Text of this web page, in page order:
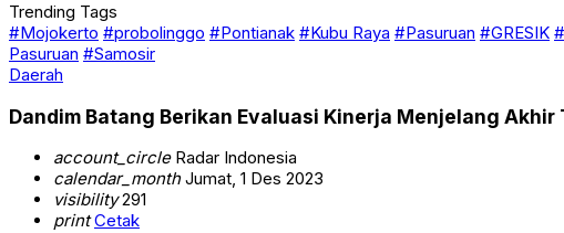
Trending Tags
#Mojokerto #probolinggo #Pontianak #Kubu Raya #Pasuruan #GRESIK
Pasuruan #Samosir
Daerah
Dandim Batang Berikan Evaluasi Kinerja Menjelang Akhir
account_circleRadar Indonesia
calendar_monthJumat, 1 Des 2023
visibility291
print Cetak